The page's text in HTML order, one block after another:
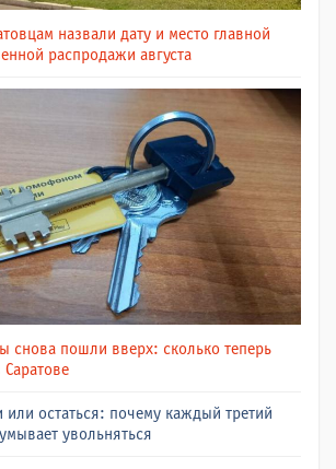
назвали дату и место главной
распродажи августа
снова пошли вверх: сколько теперь
Саратове
или остаться: почему каждый третий
увольняться